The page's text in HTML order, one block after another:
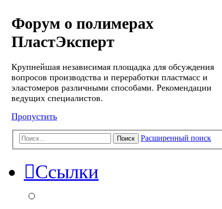
Форум о полимерах
ПластЭксперт
Крупнейшая независимая площадка для обсуждения
вопросов производства и переработки пластмасс и
эластомеров различными способами. Рекомендации
ведущих специалистов.
Пропустить
Поиск Расширенный поиск
Ссылки